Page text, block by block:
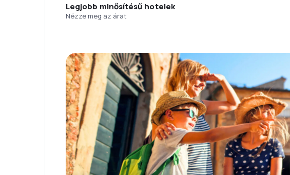
Legjobb minősítésű hotelek
Nézze meg az árat